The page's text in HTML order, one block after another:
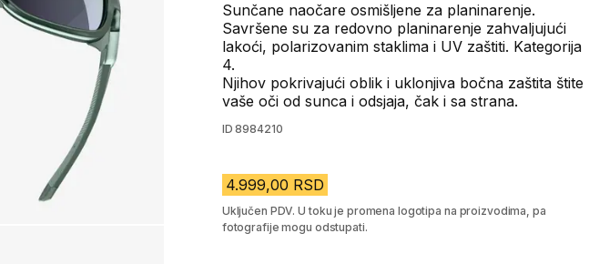
Sunčane naočare osmišljene za planinarenje.
Savršene su za redovno planinarenje zahvaljujući
lakoći, polarizovanim staklima i UV zaštiti. Kategorija
4.
Njihov pokrivajući oblik i uklonjiva bočna zaštita štite
vaše oči od sunca i odsjaja, čak i sa strana.
ID 8984210
4.999,00 RSD
Uključen PDV. U toku je promena logotipa na proizvodima, pa
fotografije mogu odstupati.